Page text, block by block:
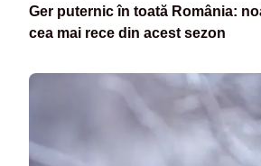
Ger puternic în toată România:
cea mai rece din acest sezon